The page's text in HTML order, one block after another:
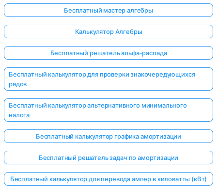
Бесплатный мастер алгебры
Калькулятор Алгебры
Бесплатный решатель альфа-распада
Бесплатный калькулятор для проверки знакочередующихся
рядов
Бесплатный калькулятор альтернативного минимального
налога
Бесплатный калькулятор графика амортизации
Бесплатный решатель задач по амортизации
Бесплатный калькулятор для перевода ампер в киловатты (кВт)